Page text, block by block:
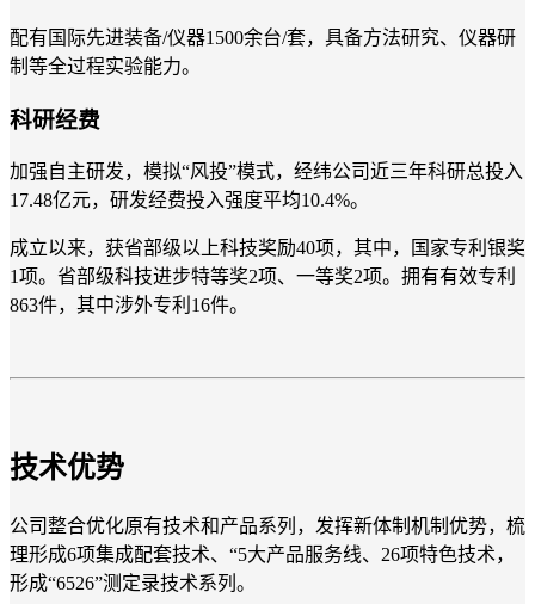
配有国际先进装备/仪器1500余台/套，具备方法研究、仪器研
制等全过程实验能力。
科研经费
加强自主研发，模拟“风投”模式，经纬公司近三年科研总投入
17.48亿元，研发经费投入强度平均10.4%。
成立以来，获省部级以上科技奖励40项，其中，国家专利银奖
1项。省部级科技进步特等奖2项、一等奖2项。拥有有效专利
863件，其中涉外专利16件。
技术优势
公司整合优化原有技术和产品系列，发挥新体制机制优势，梳
理形成6项集成配套技术、“5大产品服务线、26项特色技术，
形成“6526”测定录技术系列。